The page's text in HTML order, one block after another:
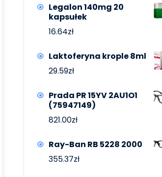
Legalon 140mg 20
kapsułek
16.64zł
Laktoferyna krople 8ml
29.59zł
Prada PR 15YV 2AU1O1
(75947149)
821.00zł
Ray-Ban RB 5228 2000
355.37zł